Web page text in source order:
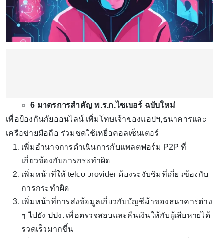
6 มาตรการสำคัญ พ.ร.ก.ไซเบอร์ ฉบับใหม่
เพื่อป้องกันภัยออนไลน์ เพิ่มโทษเจ้าของแอปฯ,ธนาคารและ
เครือข่ายมือถือ ร่วมชดใช้เหยื่อคอลเซ็นเตอร์
เพิ่มอำนาจการดำเนินการกับแพลตฟอร์ม P2P ที่
เกี่ยวข้องกับการกระทำผิด
เพิ่มหน้าที่ให้ telco provider ต้องระงับซิมที่เกี่ยวข้องกับ
การกระทำผิด
เพิ่มหน้าที่การส่งข้อมูลเกี่ยวกับบัญชีม้าของธนาคารต่าง
ๆ ไปยัง ปปง. เพื่อตรวจสอบและคืนเงินให้กับผู้เสียหายได้
รวดเร็วมากขึ้น